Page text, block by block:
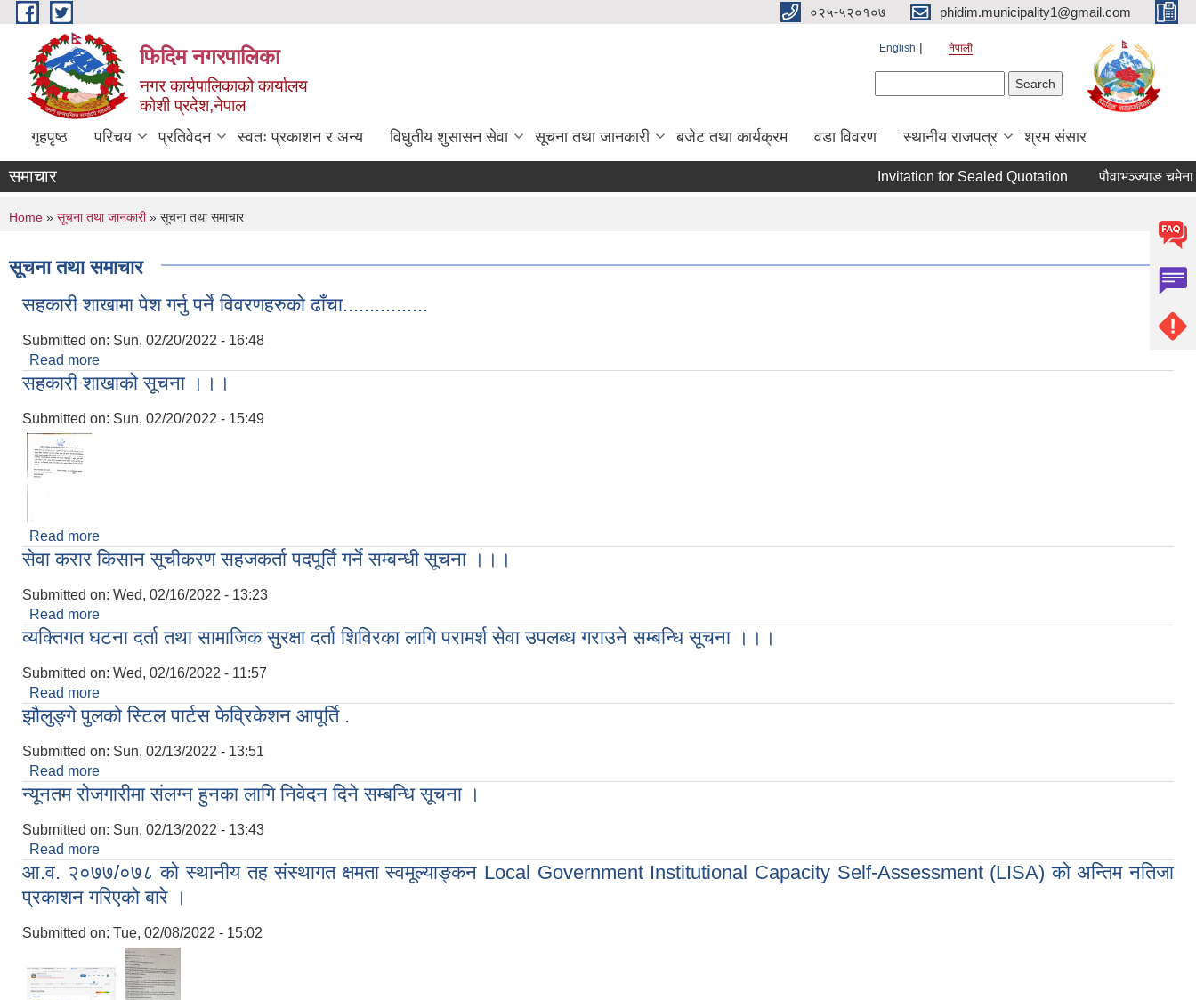
Skip to main content ०२५-५२०१०७ phidim.municipality1@gmail.com
फिदिम नगरपालिका
नगर कार्यपालिकाको कार्यालय
कोशी प्रदेश,नेपाल
English नेपाली
गृहपृष्ठ परिचय प्रतिवेदन स्वतः प्रकाशन र अन्य विधुतीय शुसासन सेवा सूचना तथा जानकारी बजेट तथा कार्यक्रम वडा विवरण स्थानीय राजपत्र श्रम संसार
समाचार Invitation for Sealed Quotation पौवाभञ्ज्याङ चमेना
You are here
Home » सूचना तथा जानकारी» सूचना तथा समाचार
सूचना तथा समाचार
सहकारी शाखामा पेश गर्नु पर्ने विवरणहरुको ढाँचा................
Submitted on: Sun, 02/20/2022 - 16:48
Read more
सहकारी शाखाको सूचना ।।।
Submitted on: Sun, 02/20/2022 - 15:49
Read more
सेवा करार किसान सूचीकरण सहजकर्ता पदपूर्ति गर्ने सम्बन्धी सूचना ।।।
Submitted on: Wed, 02/16/2022 - 13:23
Read more
व्यक्तिगत घटना दर्ता तथा सामाजिक सुरक्षा दर्ता शिविरका लागि परामर्श सेवा उपलब्ध गराउने सम्बन्धि सूचना ।।।
Submitted on: Wed, 02/16/2022 - 11:57
Read more
झौलुङ्गे पुलको स्टिल पार्टस फेव्रिकेशन आपूर्ति .
Submitted on: Sun, 02/13/2022 - 13:51
Read more
न्यूनतम रोजगारीमा संलग्न हुनका लागि निवेदन दिने सम्बन्धि सूचना ।
Submitted on: Sun, 02/13/2022 - 13:43
Read more
आ.व. २०७७/०७८ को स्थानीय तह संस्थागत क्षमता स्वमूल्याङ्कन Local Government Institutional Capacity Self-Assessment (LISA) को अन्तिम नतिजा
प्रकाशन गरिएको बारे ।
Submitted on: Tue, 02/08/2022 - 15:02